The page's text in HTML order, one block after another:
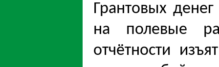
Грантовых
на полевые
отчëтности